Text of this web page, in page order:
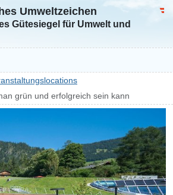
Umweltzeichen
Gütesiegel für Umwelt und
grün und erfolgreich sein kann